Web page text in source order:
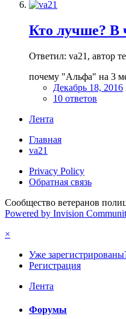
Кто лучше? В
Ответил: va21, автор
почему "Альфа" на 3
Декабрь 18, 2016
10 ответов
Лента
Главная
va21
Privacy Policy
Обратная связь
Сообщество ветеранов
Powered by Invision
×
Уже
Регистрация
Лента
Форумы